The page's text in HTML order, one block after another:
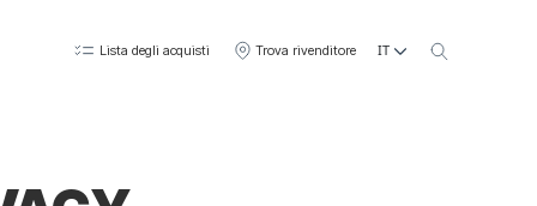
Lista degli acquisti Trova rivenditore IT